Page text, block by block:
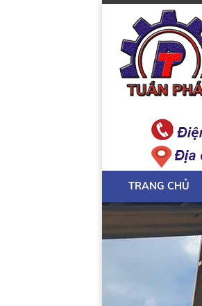
TRANG CHỦ